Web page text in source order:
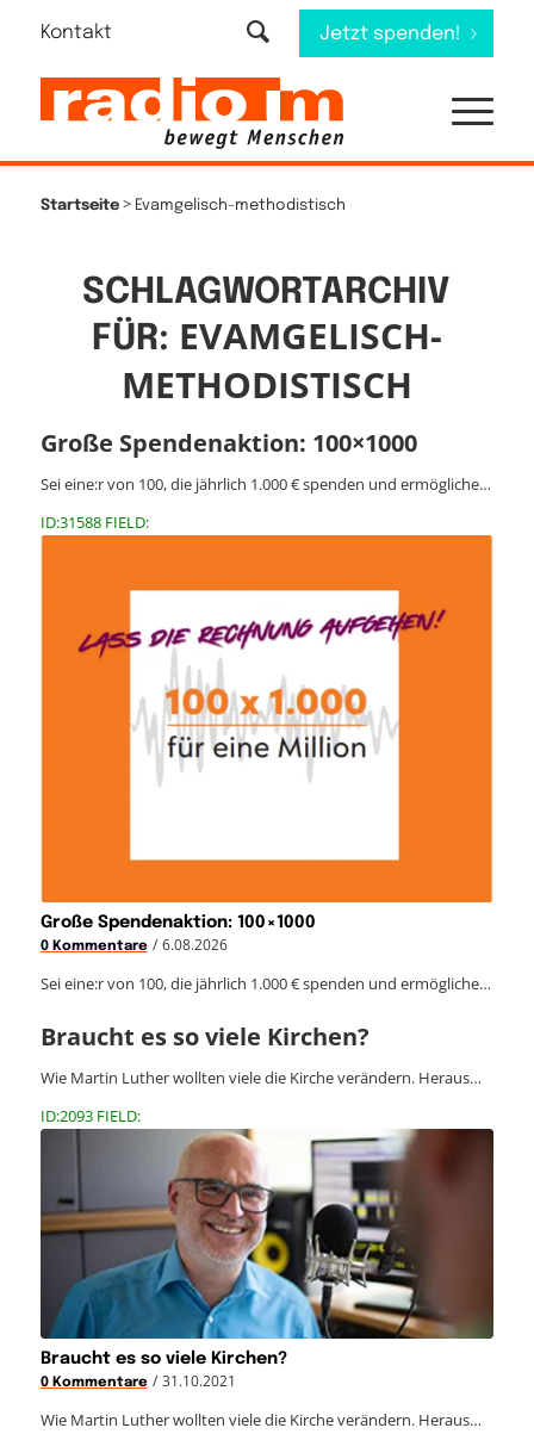
Kontakt Jetzt spenden!
Startseite> Evamgelisch-methodistisch
SCHLAGWORTARCHIV
FÜR: EVAMGELISCH-
METHODISTISCH
Große Spendenaktion: 100×1000
Sei eine:r von 100, die jährlich 1.000 € spenden und ermögliche…
ID:31588 FIELD:
Große Spendenaktion: 100×1000
0 Kommentare / 6.08.2026
Sei eine:r von 100, die jährlich 1.000 € spenden und ermögliche…
Braucht es so viele Kirchen?
Wie Martin Luther wollten viele die Kirche verändern. Heraus…
ID:2093 FIELD:
Braucht es so viele Kirchen?
0 Kommentare / 31.10.2021
Wie Martin Luther wollten viele die Kirche verändern. Heraus…